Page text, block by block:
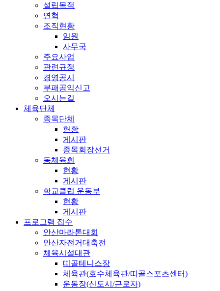
설립목적
연혁
조직현황
임원
사무국
주요사업
관련규정
경영공시
부패공익신고
오시는길
체육단체
종목단체
현황
게시판
종목회장선거
동체육회
현황
게시판
학교클럽 운동부
현황
게시판
프로그램 접수
안산마라톤대회
안산자전거대축전
체육시설대관
띠골테니스장
체육관(호수체육관/띠골스포츠센터)
운동장(신도시/근로자)